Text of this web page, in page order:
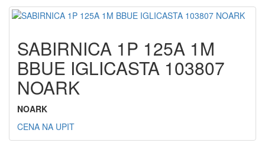
SABIRNICA 1P 125A 1M
BBUE IGLICASTA 103807
NOARK
NOARK
CENA NA UPIT